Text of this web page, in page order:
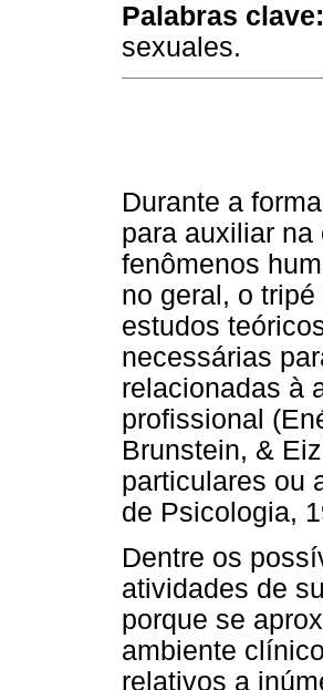
Palabras clave:
sexuales.
Durante a
para auxiliar
fenômenos
no geral, o
estudos
necessárias
relacionadas à
profissional
Brunstein, &
particulares ou
de Psicologia,
Dentre os
atividades de
porque se
ambiente
relativos a